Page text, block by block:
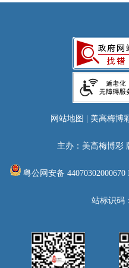
网站地图 美高梅博
主办：美高梅博彩
粤公网安备 44070302000670
站标识码